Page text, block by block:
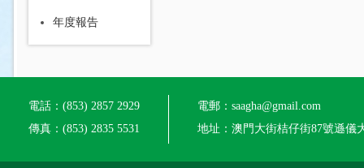
年度報告
電話：(853) 2857 2929
傳真：(853) 2835 5531
電郵：saagha@gmail.com
地址：澳門大街桔仔街87號遜儀